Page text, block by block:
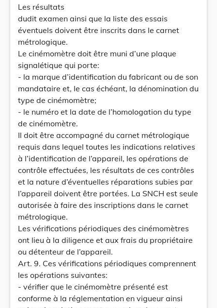
Les résultats
dudit examen ainsi que la liste des essais
éventuels doivent être inscrits dans le carnet
métrologique.
Le cinémomètre doit être muni d’une plaque
signalétique qui porte:
- la marque d’identification du fabricant ou de son
mandataire et, le cas échéant, la dénomination du
type de cinémomètre;
- le numéro et la date de l’homologation du type
de cinémomètre.
Il doit être accompagné du carnet métrologique
requis dans lequel toutes les indications relatives
à l’identification de l’appareil, les opérations de
contrôle effectuées, les résultats de ces contrôles
et la nature d’éventuelles réparations subies par
l’appareil doivent être portées. La SNCH est seule
autorisée à faire des inscriptions dans le carnet
métrologique.
Les vérifications périodiques des cinémomètres
ont lieu à la diligence et aux frais du propriétaire
ou détenteur de l’appareil.
Art. 9. Ces vérifications périodiques comprennent
les opérations suivantes:
- vérifier que le cinémomètre présenté est
conforme à la réglementation en vigueur ainsi